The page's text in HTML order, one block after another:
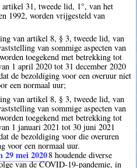
31, tweede lid, 1°, van het
1992, worden vrijgesteld van
van artikel 8, § 3, tweede lid, van
van sommige aspecten van
toegekend met betrekking tot
1 april 2020 tot 31 december 2020
de bezoldiging voor een overuur niet
een normaal uur;
van artikel 8, § 3, tweede lid, van
van sommige aspecten van
toegekend met betrekking tot
1 januari 2021 tot 30 juni 2021
de bezoldiging voor die overuren
voor een normaal uur.
29 mei 20208 houdende diverse
van de COVID-19-pandemie, in